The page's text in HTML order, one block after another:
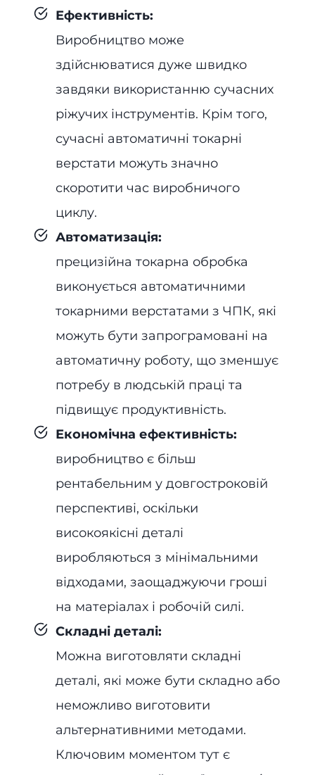
Ефективність:
Виробництво може
здійснюватися дуже швидко
завдяки використанню сучасних
ріжучих інструментів. Крім того,
сучасні автоматичні токарні
верстати можуть значно
скоротити час виробничого
циклу.
Автоматизація:
прецизійна токарна обробка
виконується автоматичними
токарними верстатами з ЧПК, які
можуть бути запрограмовані на
автоматичну роботу, що зменшує
потребу в людській праці та
підвищує продуктивність.
Економічна ефективність:
виробництво є більш
рентабельним у довгостроковій
перспективі, оскільки
високоякісні деталі
виробляються з мінімальними
відходами, заощаджуючи гроші
на матеріалах і робочій силі.
Складні деталі:
Можна виготовляти складні
деталі, які може бути складно або
неможливо виготовити
альтернативними методами.
Ключовим моментом тут є